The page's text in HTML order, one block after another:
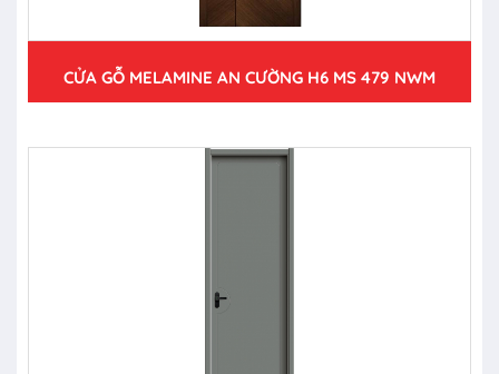
CỬA GỖ MELAMINE AN CƯỜNG H6 MS 479 NWM